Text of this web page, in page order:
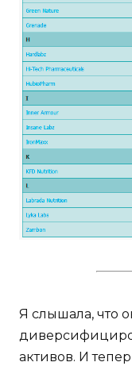
Я слышала, что
активов. И